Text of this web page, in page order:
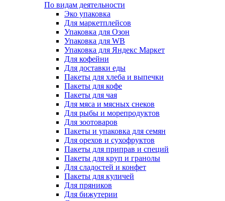
По видам деятельности
Эко упаковка
Для маркетплейсов
Упаковка для Озон
Упаковка для WB
Упаковка для Яндекс Маркет
Для кофейни
Для доставки еды
Пакеты для хлеба и выпечки
Пакеты для кофе
Пакеты для чая
Для мяса и мясных снеков
Для рыбы и морепродуктов
Для зоотоваров
Пакеты и упаковка для семян
Для орехов и сухофруктов
Пакеты для приправ и специй
Пакеты для круп и гранолы
Для сладостей и конфет
Пакеты для куличей
Для пряников
Для бижутерии